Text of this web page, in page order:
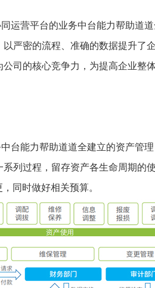
运营平台的业务中台能力帮助道
严密的流程、准确的数据提升了
司的核心竞争力，为提高企业整
台能力帮助道道全建立的资产管
列过程，留存资产各生命周期的
同时做好相关预算。